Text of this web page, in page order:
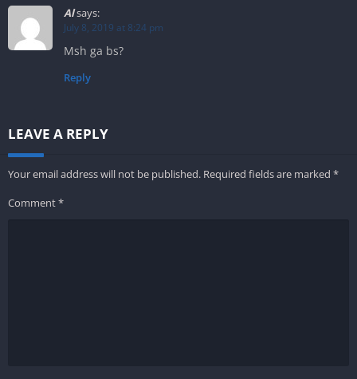
Alsays:
July 8, 2019 at 8:24 pm
Msh ga bs?
Reply
LEAVE A REPLY
Your email address will not be published. Required fields are marked *
Comment*